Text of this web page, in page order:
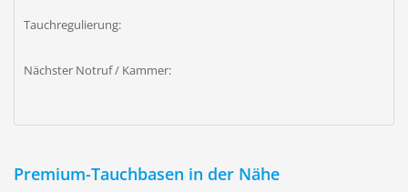
Tauchregulierung:
Nächster Notruf / Kammer:
Premium-Tauchbasen in der Nähe